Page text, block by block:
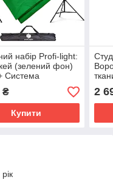
набір Profi-light:
(зелений фон)
Система
2x3 м + 3
та сумка
₴
Купити
2